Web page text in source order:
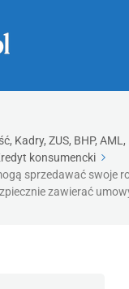
Kadry, ZUS, BHP,
konsumencki
sprzedawać swoje
zawierać